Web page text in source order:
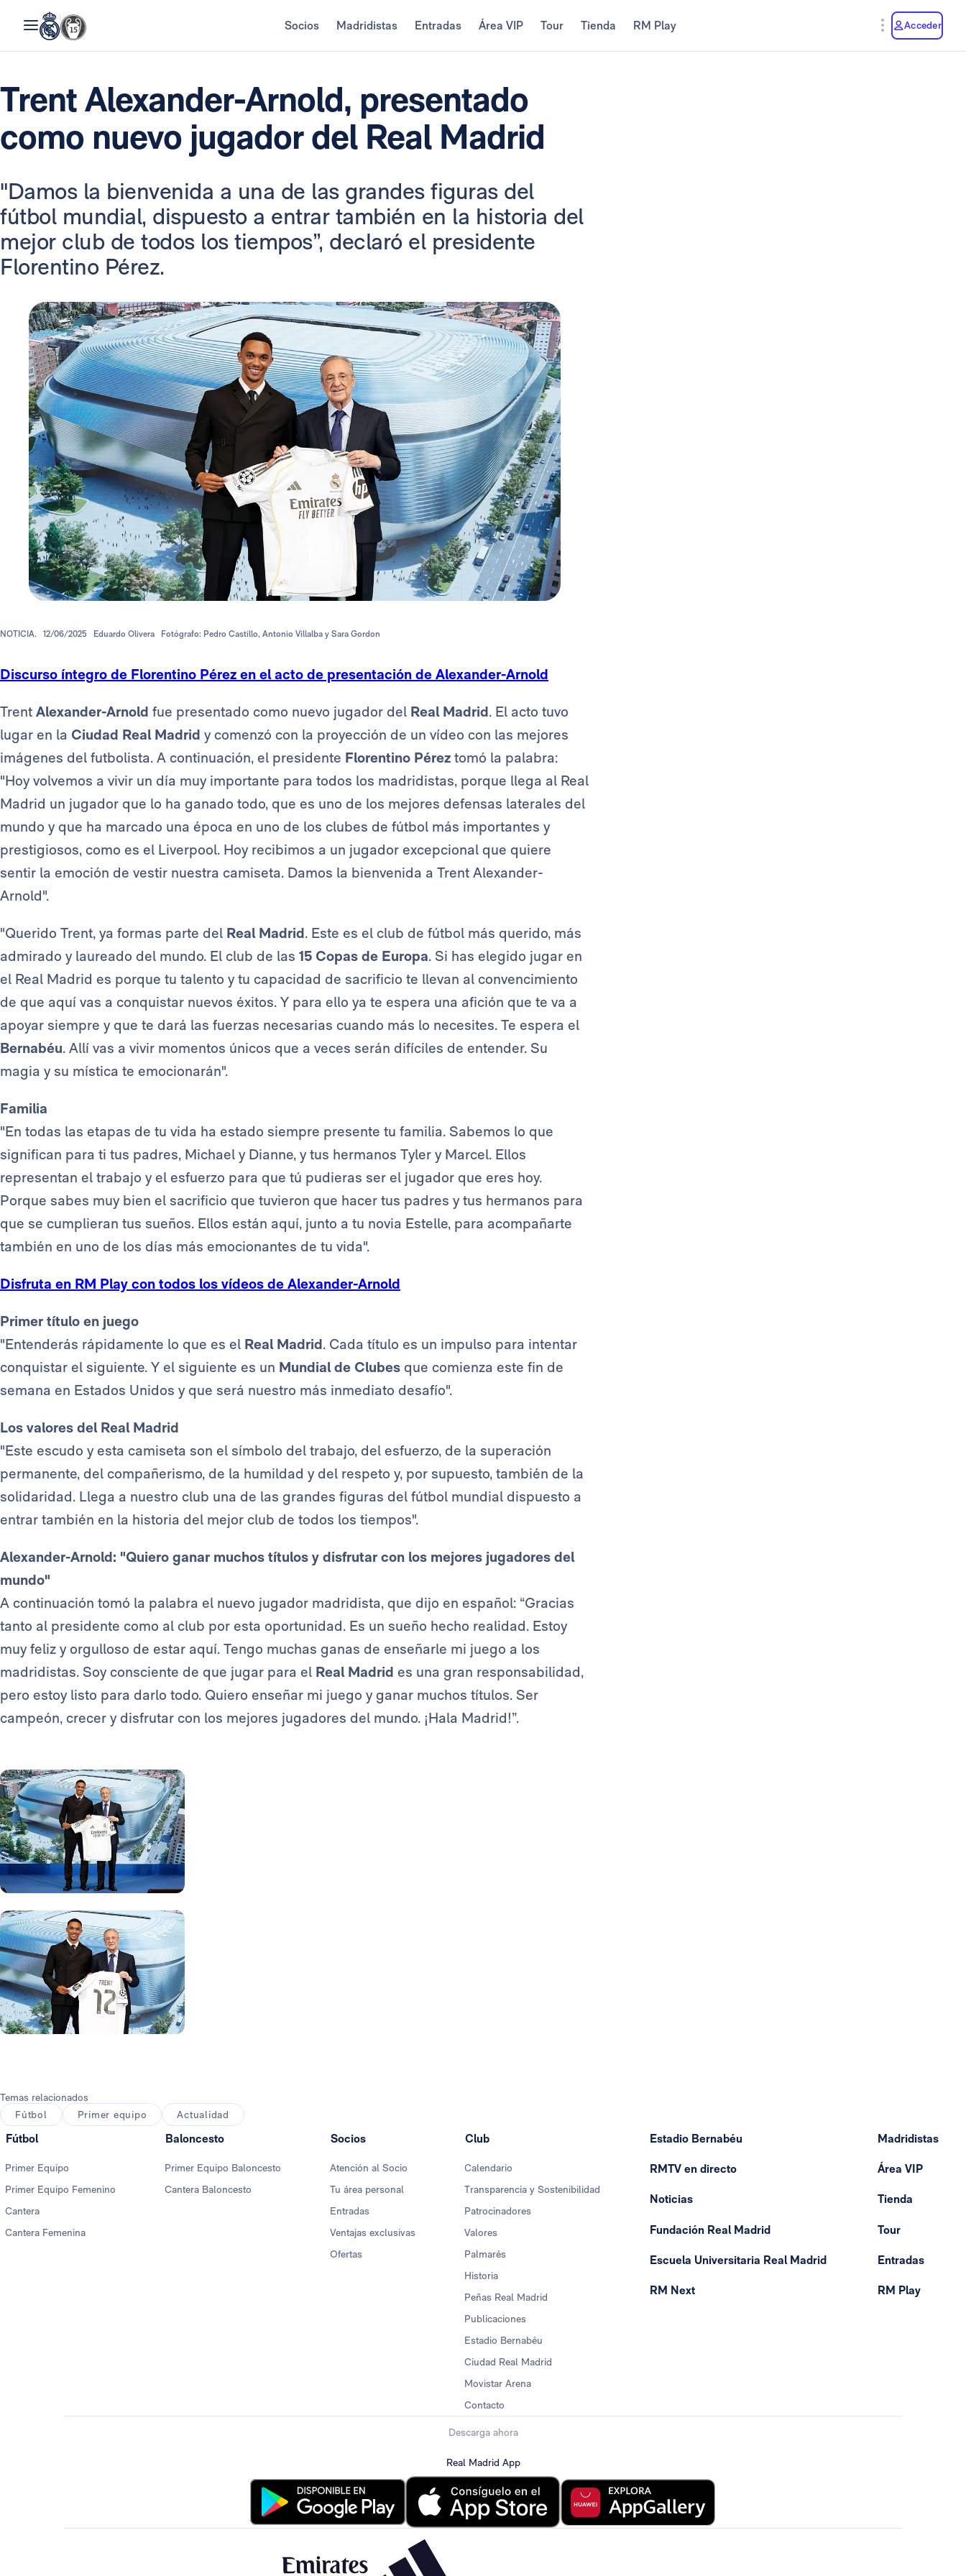
Socios Madridistas Entradas Área VIP Tour Tienda RM Play Acceder
Trent Alexander-Arnold, presentado
como nuevo jugador del Real Madrid
"Damos la bienvenida a una de las grandes figuras del
fútbol mundial, dispuesto a entrar también en la historia del
mejor club de todos los tiempos”, declaró el presidente
Florentino Pérez.
NOTICIA. 12/06/2025 Eduardo Olivera Fotógrafo: Pedro Castillo, Antonio Villalba y Sara Gordon
Discurso íntegro de Florentino Pérez en el acto de presentación de Alexander-Arnold
Trent Alexander-Arnold fue presentado como nuevo jugador del Real Madrid. El acto tuvo
lugar en la Ciudad Real Madrid y comenzó con la proyección de un vídeo con las mejores
imágenes del futbolista. A continuación, el presidente Florentino Pérez tomó la palabra:
"Hoy volvemos a vivir un día muy importante para todos los madridistas, porque llega al Real
Madrid un jugador que lo ha ganado todo, que es uno de los mejores defensas laterales del
mundo y que ha marcado una época en uno de los clubes de fútbol más importantes y
prestigiosos, como es el Liverpool. Hoy recibimos a un jugador excepcional que quiere
sentir la emoción de vestir nuestra camiseta. Damos la bienvenida a Trent Alexander-
Arnold".
"Querido Trent, ya formas parte del Real Madrid. Este es el club de fútbol más querido, más
admirado y laureado del mundo. El club de las 15 Copas de Europa. Si has elegido jugar en
el Real Madrid es porque tu talento y tu capacidad de sacrificio te llevan al convencimiento
de que aquí vas a conquistar nuevos éxitos. Y para ello ya te espera una afición que te va a
apoyar siempre y que te dará las fuerzas necesarias cuando más lo necesites. Te espera el
Bernabéu. Allí vas a vivir momentos únicos que a veces serán difíciles de entender. Su
magia y su mística te emocionarán".
Familia
"En todas las etapas de tu vida ha estado siempre presente tu familia. Sabemos lo que
significan para ti tus padres, Michael y Dianne, y tus hermanos Tyler y Marcel. Ellos
representan el trabajo y el esfuerzo para que tú pudieras ser el jugador que eres hoy.
Porque sabes muy bien el sacrificio que tuvieron que hacer tus padres y tus hermanos para
que se cumplieran tus sueños. Ellos están aquí, junto a tu novia Estelle, para acompañarte
también en uno de los días más emocionantes de tu vida".
Disfruta en RM Play con todos los vídeos de Alexander-Arnold
Primer título en juego
"Entenderás rápidamente lo que es el Real Madrid. Cada título es un impulso para intentar
conquistar el siguiente. Y el siguiente es un Mundial de Clubes que comienza este fin de
semana en Estados Unidos y que será nuestro más inmediato desafío".
Los valores del Real Madrid
"Este escudo y esta camiseta son el símbolo del trabajo, del esfuerzo, de la superación
permanente, del compañerismo, de la humildad y del respeto y, por supuesto, también de la
solidaridad. Llega a nuestro club una de las grandes figuras del fútbol mundial dispuesto a
entrar también en la historia del mejor club de todos los tiempos".
Alexander-Arnold: "Quiero ganar muchos títulos y disfrutar con los mejores jugadores del
mundo"
A continuación tomó la palabra el nuevo jugador madridista, que dijo en español: “Gracias
tanto al presidente como al club por esta oportunidad. Es un sueño hecho realidad. Estoy
muy feliz y orgulloso de estar aquí. Tengo muchas ganas de enseñarle mi juego a los
madridistas. Soy consciente de que jugar para el Real Madrid es una gran responsabilidad,
pero estoy listo para darlo todo. Quiero enseñar mi juego y ganar muchos títulos. Ser
campeón, crecer y disfrutar con los mejores jugadores del mundo. ¡Hala Madrid!”.
Temas relacionados
Fútbol
Primer equipo Actualidad
Fútbol
Primer Equipo
Primer Equipo Femenino
Cantera
Cantera Femenina
Baloncesto
Primer Equipo Baloncesto
Cantera Baloncesto
Socios
Atención al Socio
Tu área personal
Entradas
Ventajas exclusivas
Ofertas
Club
Calendario
Transparencia y Sostenibilidad
Patrocinadores
Valores
Palmarés
Historia
Peñas Real Madrid
Publicaciones
Estadio Bernabéu
Ciudad Real Madrid
Movistar Arena
Contacto
Estadio Bernabéu
RMTV en directo
Noticias
Fundación Real Madrid
Escuela Universitaria Real Madrid
RM Next
Madridistas
Área VIP
Tienda
Tour
Entradas
RM Play
Descarga ahora
Real Madrid App